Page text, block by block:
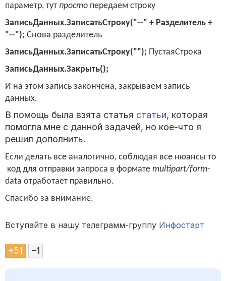
параметр, тут просто передаем строку
ЗаписьДанных.ЗаписатьСтроку("--" + Разделитель +
"--"); Снова разделитель
ЗаписьДанных.ЗаписатьСтроку(""); ПустаяСтрока
ЗаписьДанных.Закрыть();
И на этом запись закончена, закрываем запись
данных.
В помощь была взята статья статьи, которая
помогла мне с данной задачей, но кое-что я
решил дополнить.
Если делать все аналогично, соблюдая все нюансы то
код для отправки запроса в формате multipart/form-
data отработает правильно.
Спасибо за внимание.
Вступайте в нашу телеграмм-группу Инфостарт
+51 –1